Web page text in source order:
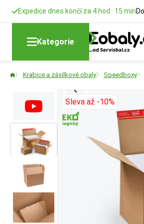
Expedice dnes končí za 4 hod. 15 min
Kategorie
Krabice a zásilkové obaly Speedboxy
Sleva až -10%